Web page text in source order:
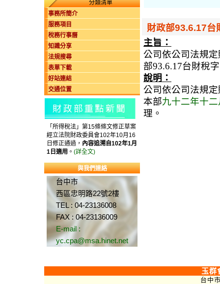
分類清單
事務所簡介
服務項目
稅務行事曆
知識分享
法規搜尋
表單下載
好站連結
交通位置
「所得稅法」第15條條文修正草案
經立法院財政委員會102年10月16
日修正通過， 內容追溯自102年1月
1日適用 。 (詳全文)
與我們連絡
台中市
西區忠明路22號2樓
TEL : 04-23136008
FAX : 04-23136009
E-mail :
yc.cpa@msa.hinet.net
財政部93.6.17
主旨：
公司依公司法規
部93.6.17台財稅
說明：
公司依公司法規
本部九十二年十
理。
玉群
台中